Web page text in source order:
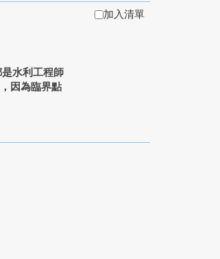
水利工程師
因為臨界點
加入清單